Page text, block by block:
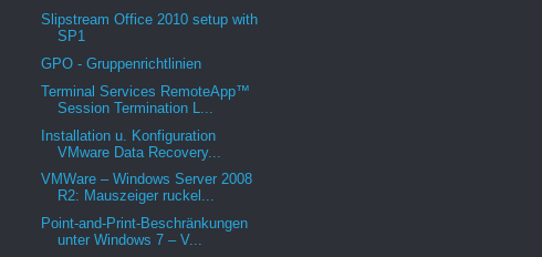
Slipstream Office 2010 setup with
SP1
GPO - Gruppenrichtlinien
Terminal Services RemoteApp™
Session Termination L...
Installation u. Konfiguration
VMware Data Recovery...
VMWare – Windows Server 2008
R2: Mauszeiger ruckel...
Point-and-Print-Beschränkungen
unter Windows 7 – V...